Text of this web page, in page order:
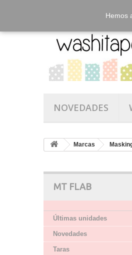
NOVEDADES
Marcas
MT FLAB
Últimas unidades
Novedades
Taras
Hemos